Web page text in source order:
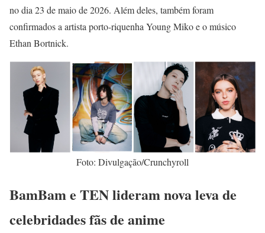
no dia 23 de maio de 2026. Além deles, também foram
confirmados a artista porto-riquenha Young Miko e o músico
Ethan Bortnick.
Foto: Divulgação/Crunchyroll
BamBam e TEN lideram nova leva de
celebridades fãs de anime